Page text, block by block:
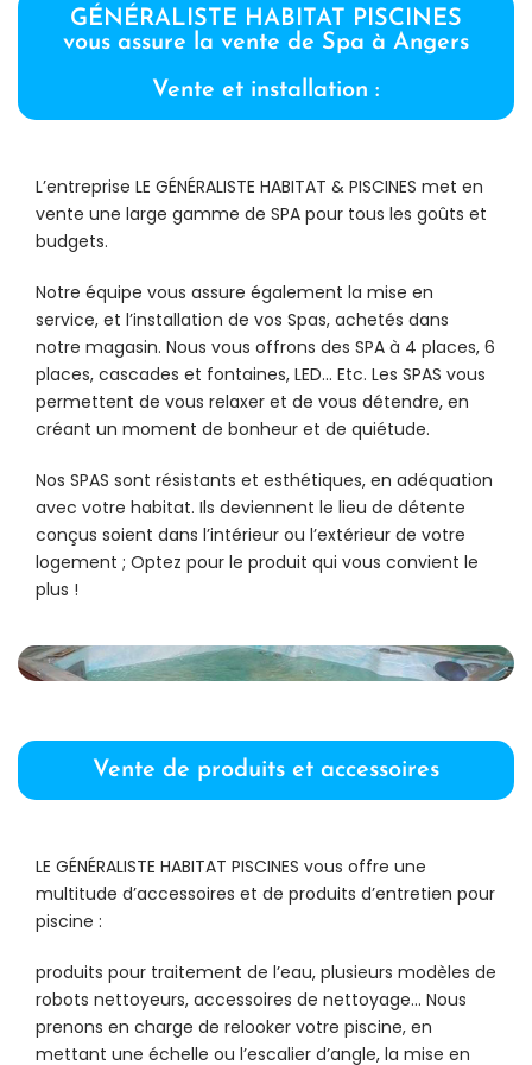
GÉNÉRALISTE HABITAT PISCINES
vous assure la vente de Spa à Angers
Vente et installation :
L’entreprise LE GÉNÉRALISTE HABITAT & PISCINES met en
vente une large gamme de SPA pour tous les goûts et
budgets.
Notre équipe vous assure également la mise en
service, et l’installation de vos Spas, achetés dans
notre magasin. Nous vous offrons des SPA à 4 places, 6
places, cascades et fontaines, LED… Etc. Les SPAS vous
permettent de vous relaxer et de vous détendre, en
créant un moment de bonheur et de quiétude.
Nos SPAS sont résistants et esthétiques, en adéquation
avec votre habitat. Ils deviennent le lieu de détente
conçus soient dans l’intérieur ou l’extérieur de votre
logement ; Optez pour le produit qui vous convient le
plus !
Vente de produits et accessoires
LE GÉNÉRALISTE HABITAT PISCINES vous offre une
multitude d’accessoires et de produits d’entretien pour
piscine :
produits pour traitement de l’eau, plusieurs modèles de
robots nettoyeurs, accessoires de nettoyage… Nous
prenons en charge de relooker votre piscine, en
mettant une échelle ou l’escalier d’angle, la mise en